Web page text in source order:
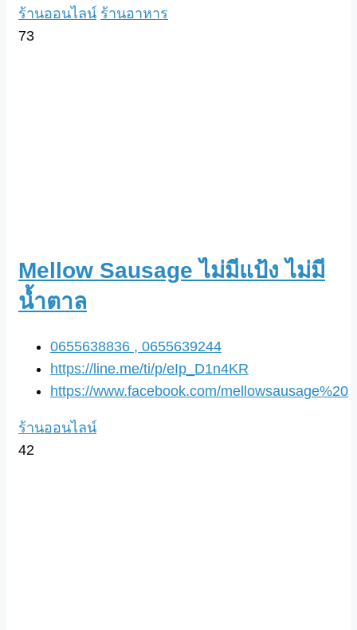
ร้านออนไลน์ ร้านอาหาร
73
Mellow Sausage ไม่มีแป้ง ไม่มี
น้ำตาล
0655638836 , 0655639244
https://line.me/ti/p/eIp_D1n4KR
https://www.facebook.com/mellowsausage%20
ร้านออนไลน์
42